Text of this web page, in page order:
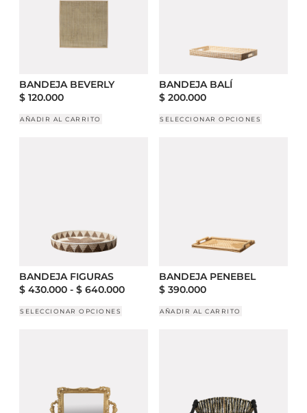
BANDEJA BEVERLY
$ 120.000
AÑADIR AL CARRITO
BANDEJA BALÍ
$ 200.000
SELECCIONAR OPCIONES
BANDEJA FIGURAS
$ 430.000 - $ 640.000
SELECCIONAR OPCIONES
BANDEJA PENEBEL
$ 390.000
AÑADIR AL CARRITO